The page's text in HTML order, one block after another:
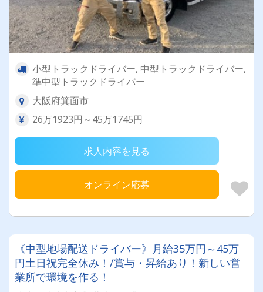
小型トラックドライバー, 中型トラックドライバー,
準中型トラックドライバー
大阪府箕面市
26万1923円～45万1745円
求人内容を見る
オンライン応募
《中型地場配送ドライバー》月給35万円～45万
円土日祝完全休み！/賞与・昇給あり！新しい営
業所で環境を作る！